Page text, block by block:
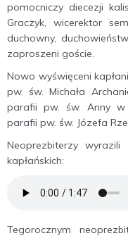
pomocniczy diecezji
Graczyk, wicerektor
duchowny,
zaproszeni goście.
Nowo wyświęceni
pw. św. Michała
parafii pw. św. Anny w
parafii pw. św. Józefa
Neoprezbiterzy
kapłańskich:
Tegorocznym